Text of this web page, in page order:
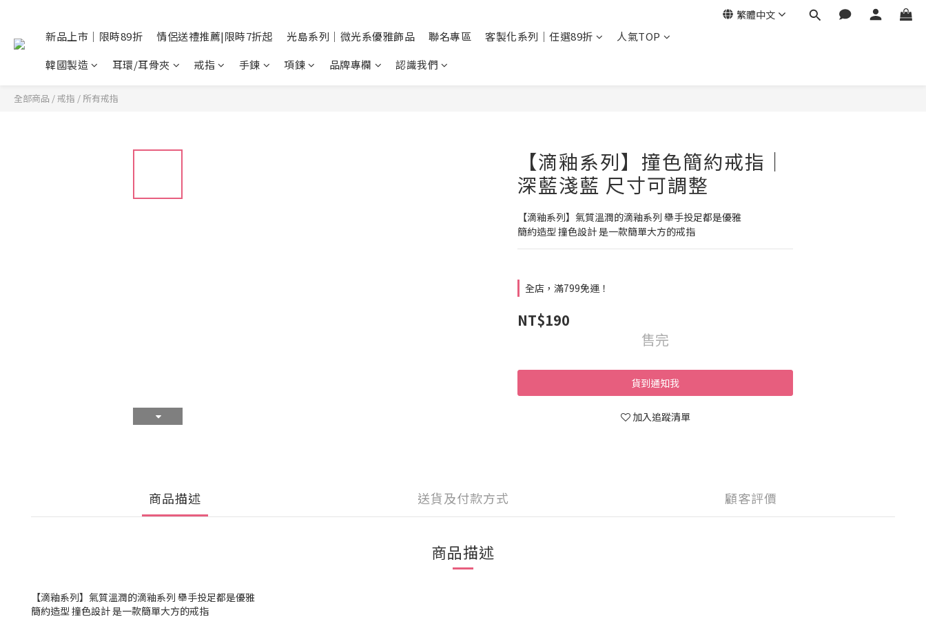
繁體中文
新品上市｜限時89折 情侶送禮推薦|限時7折起 光島系列｜微光系優雅飾品 聯名專區 客製化系列｜任選89折
人氣TOP
韓國製造
耳環/耳骨夾 戒指 手鍊 項鍊 品牌專欄 認識我們
全部商品 /戒指 / 所有戒指
【滴釉系列】撞色簡約戒指｜
深藍淺藍 尺寸可調整
【滴釉系列】氣質溫潤的滴釉系列 舉手投足都是優雅
簡約造型 撞色設計 是一款簡單大方的戒指
全店，滿799免運！
NT$190
售完
貨到通知我
加入追蹤清單
商品描述 送貨及付款方式 顧客評價
商品描述
【滴釉系列】氣質溫潤的滴釉系列 舉手投足都是優雅
簡約造型 撞色設計 是一款簡單大方的戒指